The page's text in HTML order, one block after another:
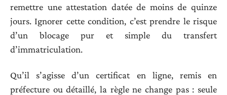
remettre une attestation datée de moins de quinze
jours. Ignorer cette condition, c’est prendre le risque
d’un blocage pur et simple du transfert
d’immatriculation.
Qu’il s’agisse d’un certificat en ligne, remis en
préfecture ou détaillé, la règle ne change pas : seule